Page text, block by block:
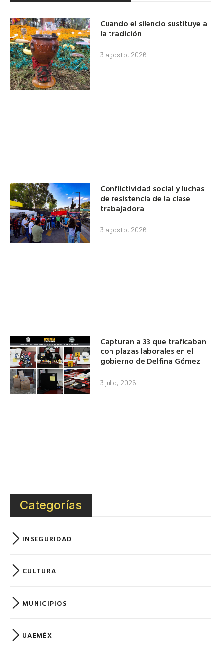
Cuando el silencio sustituye a
la tradición
3 agosto, 2026
Conflictividad social y luchas
de resistencia de la clase
trabajadora
3 agosto, 2026
Capturan a 33 que traficaban
con plazas laborales en el
gobierno de Delfina Gómez
3 julio, 2026
Categorías
INSEGURIDAD
CULTURA
MUNICIPIOS
UAEMÉX